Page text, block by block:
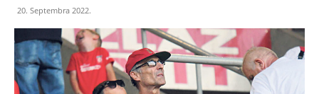
20. Septembra 2022.